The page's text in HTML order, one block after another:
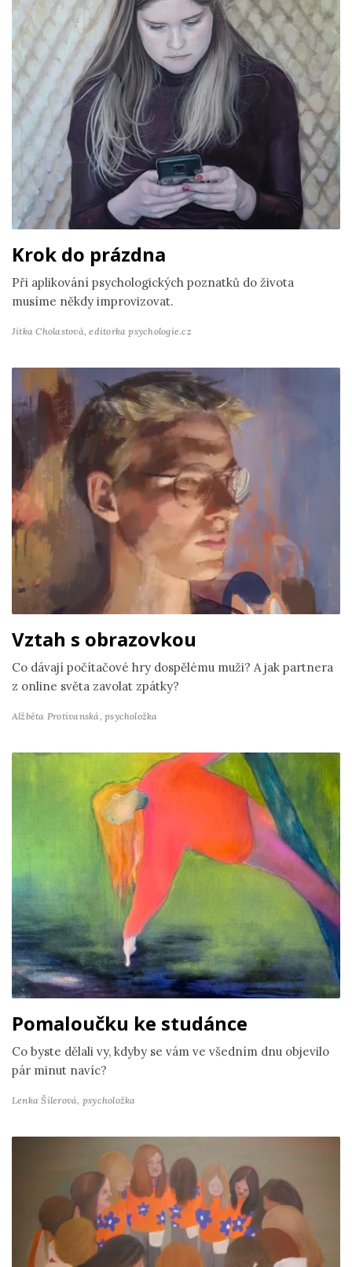
Krok do prázdna
Při aplikování psychologických poznatků do života
musíme někdy improvizovat.
Jitka Cholastová,editorka psychologie.cz
Vztah s obrazovkou
Co dávají počítačové hry dospělému muži? A jak partnera
z online světa zavolat zpátky?
Alžběta Protivanská,psycholožka
Pomaloučku ke studánce
Co byste dělali vy, kdyby se vám ve všedním dnu objevilo
pár minut navíc?
Lenka Šilerová, psycholožka